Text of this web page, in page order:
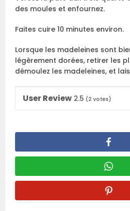
des moules et enfournez.
Faites cuire 10 minutes environ.
Lorsque les madeleines sont
légèrement dorées, retirer les
démoulez les madeleines, et
User Review 2.5 (2 votes)